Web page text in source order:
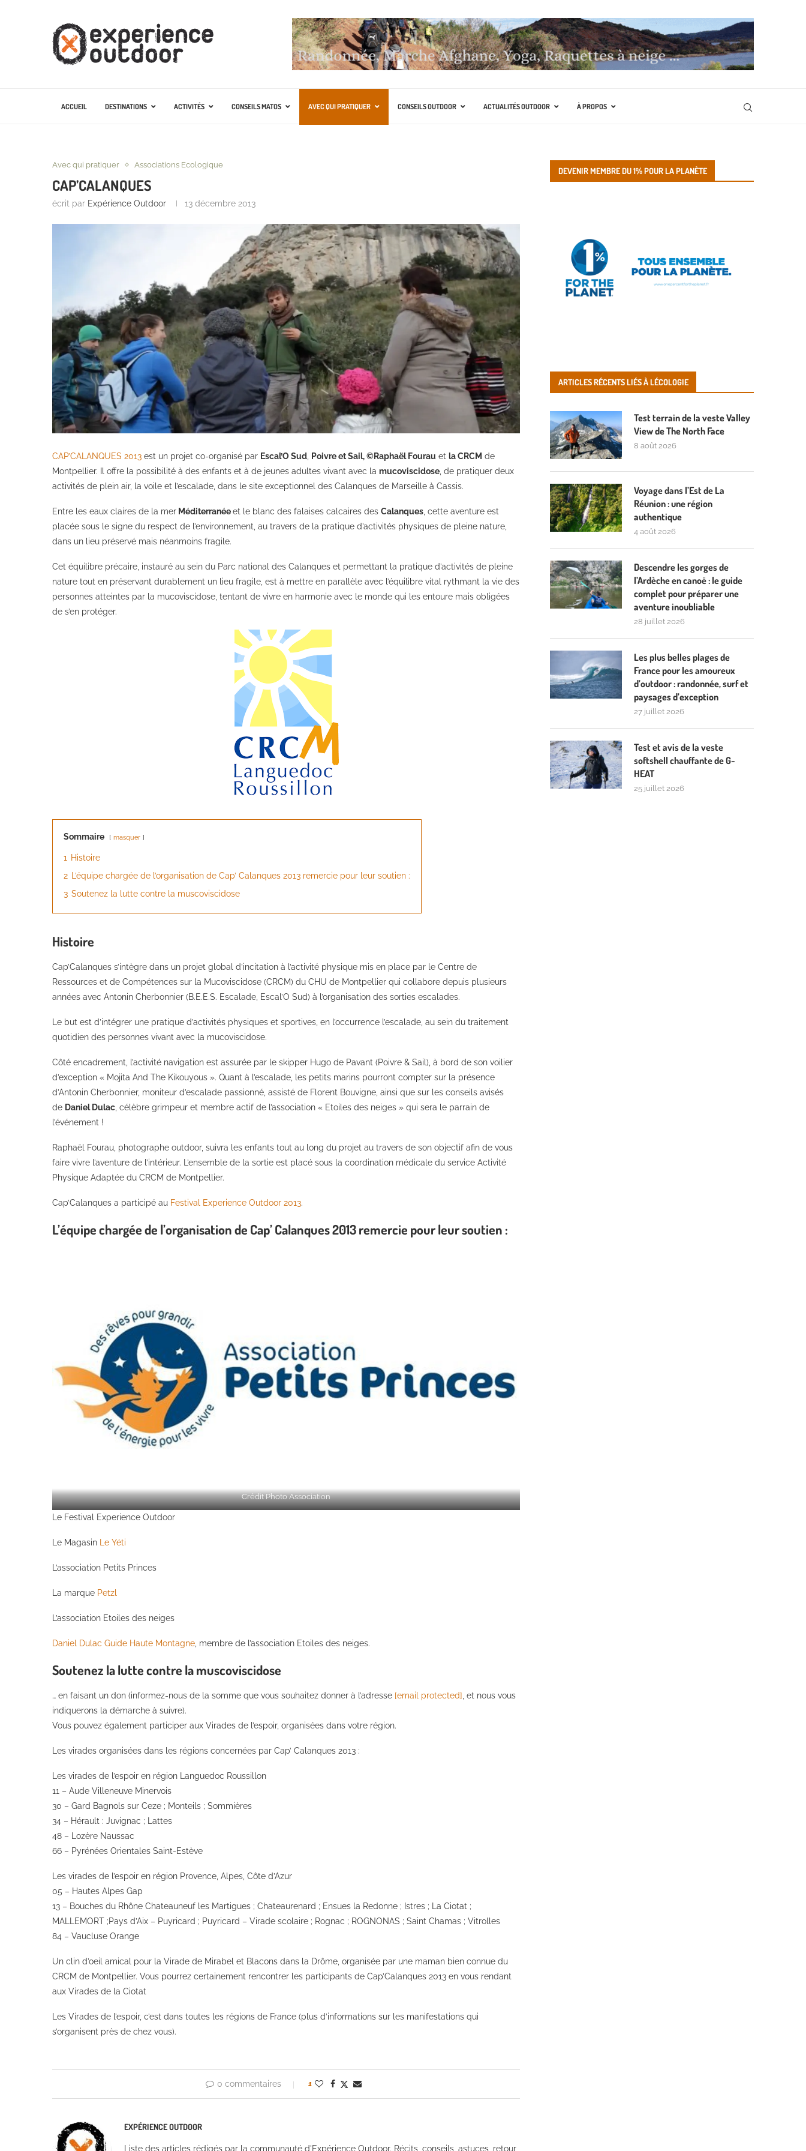
ACCUEIL DESTINATIONS ACTIVITÉS CONSEILS MATOS AVEC QUI PRATIQUER CONSEILS OUTDOOR ACTUALITÉS OUTDOOR À PROPOS
Avec qui pratiquer Associations Ecologique
CAP’CALANQUES
écrit par Expérience Outdoor 13 décembre 2013
CAP’CALANQUES 2013 est un projet co-organisé par Escal’O Sud Poivre et Sail, ©Raphaël Fourau et la CRCM de
Montpellier. Il offre la possibilité à des enfants et à de jeunes adultes vivant avec la mucoviscidose , de pratiquer deux
activités de plein air, la voile et l’escalade, dans le site exceptionnel des Calanques de Marseille à Cassis.
Entre les eaux claires de la mer Méditerranéeet le blanc des falaises calcaires des Calanques , cette aventure est
placée sous le signe du respect de l’environnement, au travers de la pratique d’activités physiques de pleine nature,
dans un lieu préservé mais néanmoins fragile.
Cet équilibre précaire, instauré au sein du Parc national des Calanques et permettant la pratique d’activités de pleine
nature tout en préservant durablement un lieu fragile, est à mettre en parallèle avec l’équilibre vital rythmant la vie des
personnes atteintes par la mucoviscidose, tentant de vivre en harmonie avec le monde qui les entoure mais obligées
de s’en protéger.
Sommaire masquer
1
Histoire
2
L’équipe chargée de l’organisation de Cap’ Calanques 2013 remercie pour leur soutien :
3 Soutenez la lutte contre la muscoviscidose
Histoire
Cap’Calanques s’intègre dans un projet global d’incitation à l’activité physique mis en place par le Centre de
Ressources et de Compétences sur la Mucoviscidose (CRCM) du CHU de Montpellier qui collabore depuis plusieurs
années avec Antonin Cherbonnier (B.E.E.S. Escalade, Escal’O Sud) à l’organisation des sorties escalades.
Le but est d’intégrer une pratique d’activités physiques et sportives, en l’occurrence l’escalade, au sein du traitement
quotidien des personnes vivant avec la mucoviscidose.
Côté encadrement, l’activité navigation est assurée par le skipper Hugo de Pavant (Poivre & Sail), à bord de son voilier
d’exception « Mojita And The Kikouyous ». Quant à l’escalade, les petits marins pourront compter sur la présence
d’Antonin Cherbonnier, moniteur d’escalade passionné, assisté de Florent Bouvigne, ainsi que sur les conseils avisés
de Daniel Dulac , célèbre grimpeur et membre actif de l’association « Etoiles des neiges » qui sera le parrain de
l’événement !
Raphaël Fourau, photographe outdoor, suivra les enfants tout au long du projet au travers de son objectif afin de vous
faire vivre l’aventure de l’intérieur. L’ensemble de la sortie est placé sous la coordination médicale du service Activité
Physique Adaptée du CRCM de Montpellier.
Cap’Calanques a participé au Festival Experience Outdoor 2013.
L’équipe chargée de l’organisation de Cap’ Calanques 2013 remercie pour leur soutien :
Crédit PhotoAssociation
Le Festival Experience Outdoor
Le Magasin Le Yéti
L’association Petits Princes
La marque Petzl
L’association Etoiles des neiges
Daniel Dulac Guide Haute Montagne , membre de l’association Etoiles des neiges.
Soutenez la lutte contre la muscoviscidose
… en faisant un don (informez-nous de la somme que vous souhaitez donner à l’adresse [email protected] , et nous vous
indiquerons la démarche à suivre).
Vous pouvez également participer aux Virades de l’espoir, organisées dans votre région.
Les virades organisées dans les régions concernées par Cap’ Calanques 2013 :
Les virades de l’espoir en région Languedoc Roussillon
11 – Aude Villeneuve Minervois
30 – Gard Bagnols sur Ceze ; Monteils ; Sommières
34 – Hérault : Juvignac ; Lattes
48 – Lozère Naussac
66 – Pyrénées Orientales Saint-Estève
Les virades de l’espoir en région Provence, Alpes, Côte d’Azur
05 – Hautes Alpes Gap
13 – Bouches du Rhône Chateauneuf les Martigues ; Chateaurenard ; Ensues la Redonne ; Istres ; La Ciotat ;
MALLEMORT ;Pays d’Aix – Puyricard ; Puyricard – Virade scolaire ; Rognac ; ROGNONAS ; Saint Chamas ; Vitrolles
84 – Vaucluse Orange
Un clin d’oeil amical pour la Virade de Mirabel et Blacons dans la Drôme, organisée par une maman bien connue du
CRCM de Montpellier. Vous pourrez certainement rencontrer les participants de Cap’Calanques 2013 en vous rendant
aux Virades de la Ciotat
Les Virades de l’espoir, c’est dans toutes les régions de France (plus d’informations sur les manifestations qui
s’organisent près de chez vous).
0 commentaires 1
EXPÉRIENCE OUTDOOR
Liste des articles rédigés par la communauté d'Expérience Outdoor. Récits, conseils, astuces, retour
DEVENIR MEMBRE DU 1% POUR LA PLANÈTE
ARTICLES RÉCENTS LIÉS À LÉCOLOGIE
Test terrain de la veste Valley
View de The North Face
8 août 2026
Voyage dans l’Est de La
Réunion : une région
authentique
4 août 2026
Descendre les gorges de
l’Ardèche en canoë : le guide
complet pour préparer une
aventure inoubliable
28 juillet 2026
Les plus belles plages de
France pour les amoureux
d’outdoor : randonnée, surf et
paysages d’exception
27 juillet 2026
Test et avis de la veste
softshell chauffante de G-
HEAT
25 juillet 2026